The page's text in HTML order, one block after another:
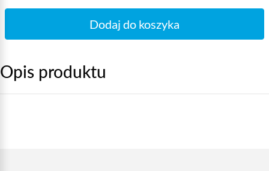
Dodaj do koszyka
Opis produktu